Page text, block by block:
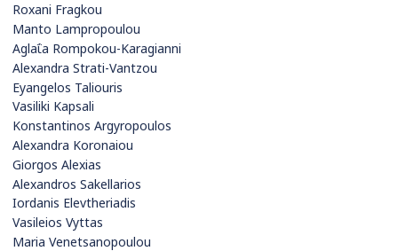
Roxani Fragkou
Manto Lampropoulou
Aglaΐa Rompokou-Karagianni
Alexandra Strati-Vantzou
Eyangelos Taliouris
Vasiliki Kapsali
Konstantinos Argyropoulos
Alexandra Koronaiou
Giorgos Alexias
Alexandros Sakellarios
Iordanis Elevtheriadis
Vasileios Vyttas
Maria Venetsanopoulou